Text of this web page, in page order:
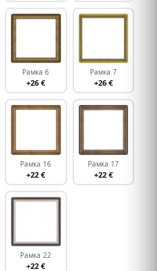
Рамка 6
+26 €
Рамка 7
+26 €
Рамка 16
+22 €
Рамка 17
+22 €
Рамка 22
+22 €